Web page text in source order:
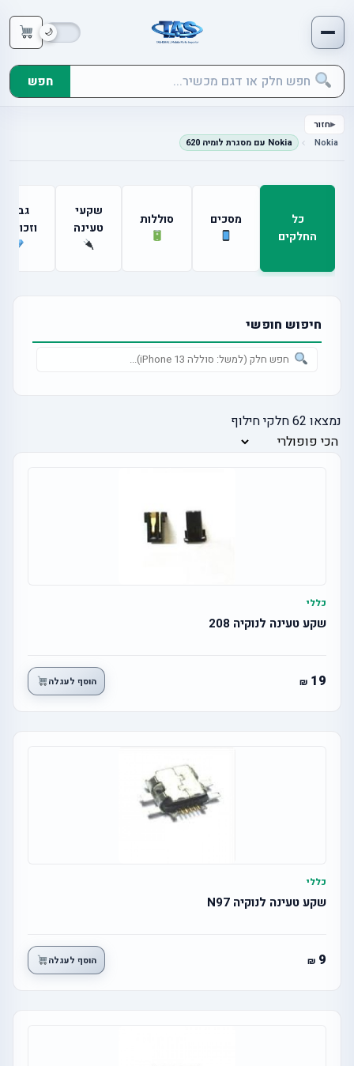
חפש
חזור
Nokia
Nokia עם מסגרת לומיה 620
כל
החלקים
מסכים סוללות
שקעי
טעינה
גבים
חיפוש חופשי
נמצאו 62חלקי חילוף
כללי
שקע טעינה לנוקיה 208
19 הוסף לעגלה
כללי
שקע טעינה לנוקיה N97
9 הוסף לעגלה